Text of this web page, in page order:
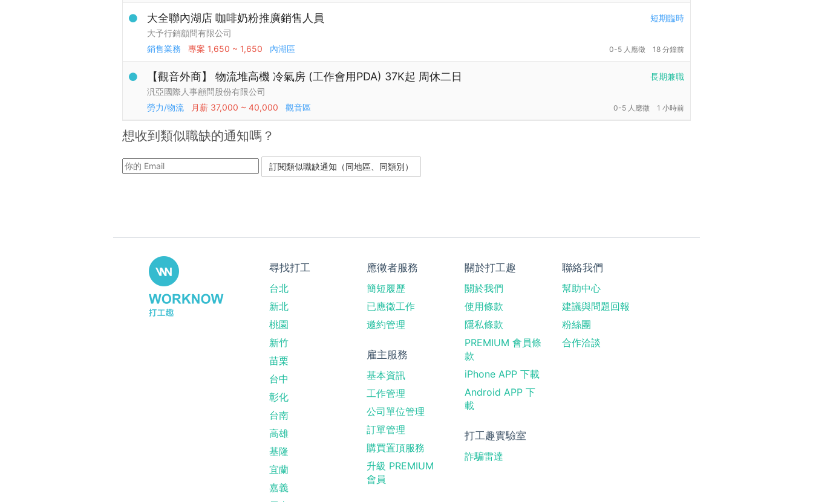
短期臨時
大全聯內湖店 咖啡奶粉推廣銷售人員
大予行銷顧問有限公司
銷售業務
專案 1,650 ~ 1,650 內湖區 0-5 人應徵 18 分鐘前
長期兼職
【觀音外商】 物流堆高機 冷氣房 (工作會用PDA) 37K起 周休二日
汎亞國際人事顧問股份有限公司
勞力/物流
月薪 37,000 ~ 40,000 觀音區 0-5 人應徵 1 小時前
想收到類似職缺的通知嗎？
尋找打工
台北
新北
桃園
新竹
苗栗
台中
彰化
台南
高雄
基隆
宜蘭
嘉義
應徵者服務
簡短履歷
已應徵工作
邀約管理
雇主服務
基本資訊
工作管理
公司單位管理
訂單管理
購買置頂服務
升級 PREMIUM
會員
關於打工趣
關於我們
使用條款
隱私條款
PREMIUM 會員條
款
iPhone APP 下載
Android APP 下
載
打工趣實驗室
詐騙雷達
聯絡我們
幫助中心
建議與問題回報
粉絲團
合作洽談